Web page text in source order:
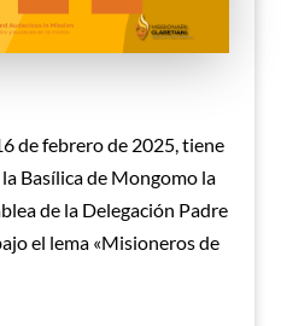
de febrero de 2025, tiene
Basílica de Mongomo la
de la Delegación Padre
el lema «Misioneros de